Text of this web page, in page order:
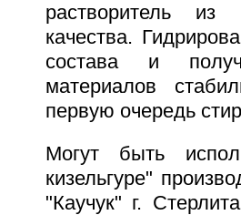
растворитель из
качества.
состава и
материалов
первую очередь
Могут быть
кизельгуре"
"Каучук" г.